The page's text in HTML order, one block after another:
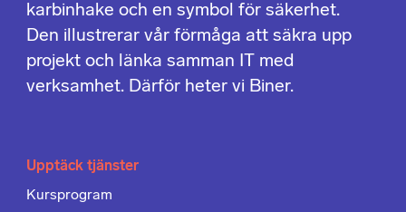
karbinhake och en symbol för säkerhet.
Den illustrerar vår förmåga att säkra upp
projekt och länka samman IT med
verksamhet. Därför heter vi Biner.
Upptäck tjänster
Kursprogram